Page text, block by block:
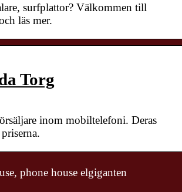
surfplattor? Välkommen till
läs mer.
Torg
inom mobiltelefoni. Deras
phone house elgiganten